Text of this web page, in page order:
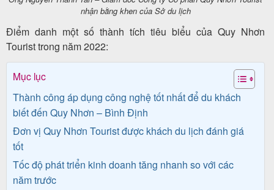
Tuyển
dụng
Liên
hệ
nhận bằng khen của Sở du lịch
Điểm danh một số thành tích tiêu biểu của Quy Nhơn
Tourist trong năm 2022:
Mục lục
Thành công áp dụng công nghệ tốt nhất để du khách
biết đến Quy Nhơn – Bình Định
Đơn vị Quy Nhơn Tourist được khách du lịch đánh giá
tốt
Tốc độ phát triển kinh doanh tăng nhanh so với các
năm trước